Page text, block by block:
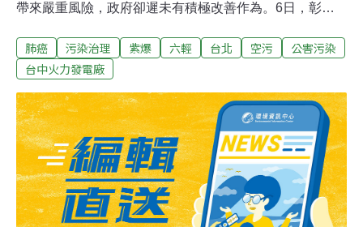
帶來嚴重風險，政府卻遲未有積極改善作為。6日，彰化
生向政府喊話，要求解決空污問題，提出改善政策。醫生
們表示，衛福部除了將致癌原因推給基因和生活作息，根
民眾將受害，因此決定挺身而出，揭露空污嚴重性，拒當
「空污共犯」！也希望其他如長照、社服單位也能共同關
心此事。同時，醫界也呼籲全民站出來，參與12月26日下
午舉行的「全台反空污救健康─除霾減碳大遊行」，一同
捍衛健康權、生存權。台中火力發電廠、台塑六輕、中龍
鋼鐵廠、彰化台化廠、柴油車等重大污染源，會引發多種
疾病。攝影：黃小玲。世代健康浩劫 肺癌位居第一世代
肺癌 污染治理 紫爆 六輕 台北 空污
公害污染
台中火力發電廠